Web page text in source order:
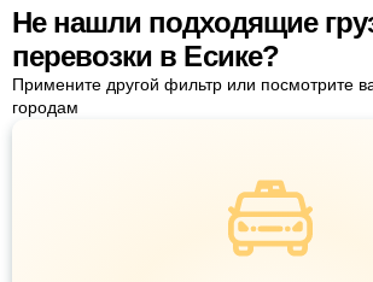
Не нашли подходящие
перевозки в Есике?
Примените другой фильтр или посмотрите
городам